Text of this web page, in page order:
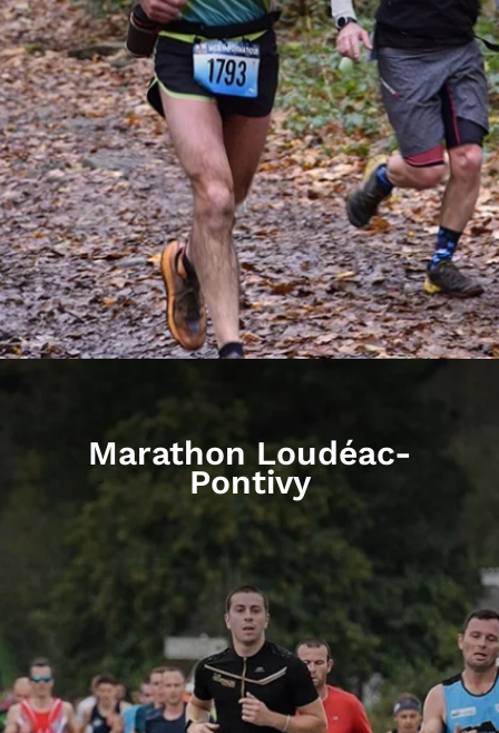
Marathon Loudéac-
Pontivy